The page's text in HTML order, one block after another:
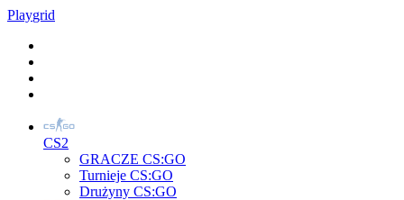
Playgrid
CS2
GRACZE CS:GO
Turnieje CS:GO
Drużyny CS:GO